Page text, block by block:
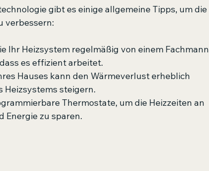
gibt es einige allgemeine Tipps, um die
verbessern:
Ihr Heizsystem regelmäßig von einem Fachmann
es effizient arbeitet.
Hauses kann den Wärmeverlust erheblich
Heizsystems steigern.
Thermostate, um die Heizzeiten an
Energie zu sparen.